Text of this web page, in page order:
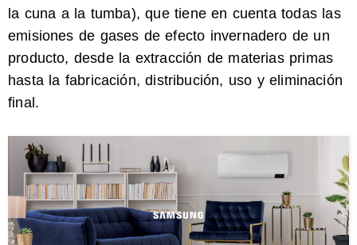
la cuna a la tumba), que tiene en cuenta todas las
emisiones de gases de efecto invernadero de un
producto, desde la extracción de materias primas
hasta la fabricación, distribución, uso y eliminación
final.